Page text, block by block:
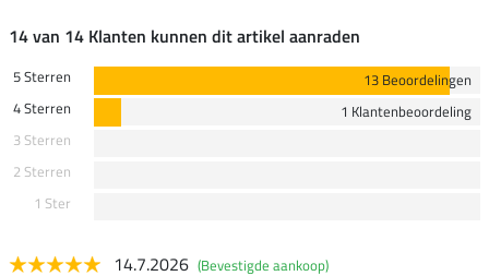
14 van 14 Klanten kunnen dit artikel aanraden
5 Sterren
13 Beoordelingen
4 Sterren
1 Klantenbeoordeling
3 Sterren
2 Sterren
1 Ster
14.7.2026 (Bevestigde aankoop)